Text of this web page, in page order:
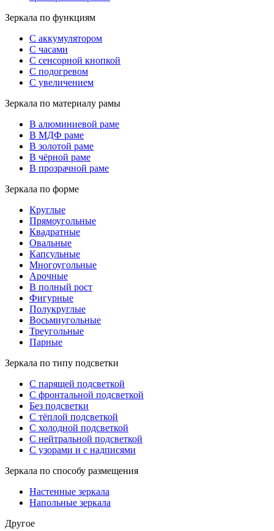
Зеркала по функциям
С аккумулятором
С часами
С сенсорной кнопкой
С подогревом
С увеличением
Зеркала по материалу рамы
В алюминиевой раме
В МДФ раме
В золотой раме
В чёрной раме
В прозрачной раме
Зеркала по форме
Круглые
Прямоугольные
Квадратные
Овальные
Капсульные
Многоугольные
Арочные
В полный рост
Фигурные
Полукруглые
Восьмиугольные
Треугольные
Парные
Зеркала по типу подсветки
С парящей подсветкой
С фронтальной подсветкой
Без подсветки
С тёплой подсветкой
С холодной подсветкой
С нейтральной подсветкой
С узорами и с надписями
Зеркала по способу размещения
Настенные зеркала
Напольные зеркала
Другое